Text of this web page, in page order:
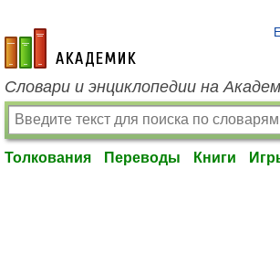
academic.ru
Словари и энциклопедии на
Толкования Переводы Книги